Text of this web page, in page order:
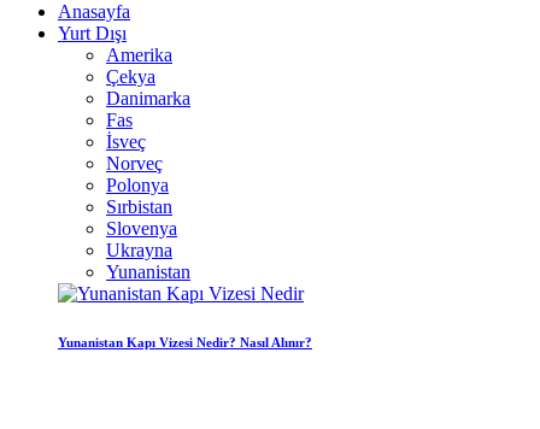
Anasayfa
Yurt Dışı
Amerika
Çekya
Danimarka
Fas
İsveç
Norveç
Polonya
Sırbistan
Slovenya
Ukrayna
Yunanistan
Yunanistan Kapı Vizesi Nedir? Nasıl Alınır?